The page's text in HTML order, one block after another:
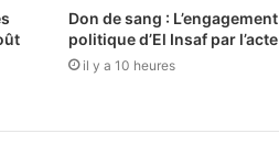
Don de sang : L’engagement
politique d’El Insaf par l’acte
il y a 10 heures